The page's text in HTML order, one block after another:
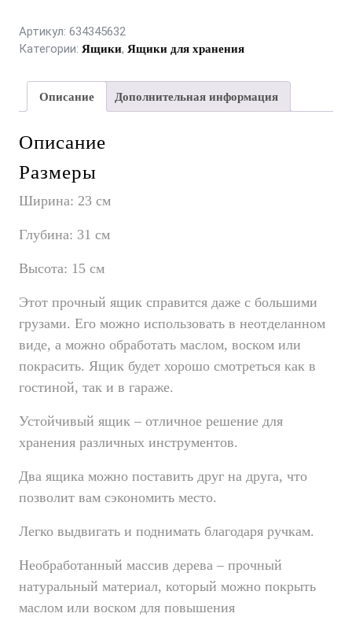
Артикул: 634345632
Категории: Ящики, Ящики для хранения
Описание Дополнительная информация
Описание
Размеры
Ширина: 23 см
Глубина: 31 см
Высота: 15 см
Этот прочный ящик справится даже с большими
грузами. Его можно использовать в неотделанном
виде, а можно обработать маслом, воском или
покрасить. Ящик будет хорошо смотреться как в
гостиной, так и в гараже.
Устойчивый ящик – отличное решение для
хранения различных инструментов.
Два ящика можно поставить друг на друга, что
позволит вам сэкономить место.
Легко выдвигать и поднимать благодаря ручкам.
Необработанный массив дерева – прочный
натуральный материал, который можно покрыть
маслом или воском для повышения